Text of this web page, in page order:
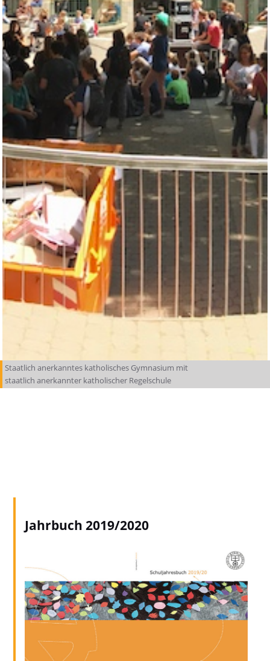
Staatlich anerkanntes katholisches Gymnasium mit
staatlich anerkannter katholischer Regelschule
Jahrbuch 2019/2020